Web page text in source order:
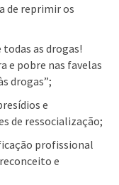
de reprimir os
as drogas!
e pobre nas favelas
drogas”;
e
de ressocialização;
profissional
e